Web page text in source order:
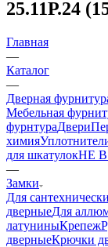
25.11Р.24
Главная
—
Каталог
—
Дверная
Мебельная
фурнтураДвери
химия
для шкатулокНЕ
—
Замки
Для
дверныеДля
латуниныКрепеж
дверныеКрючки